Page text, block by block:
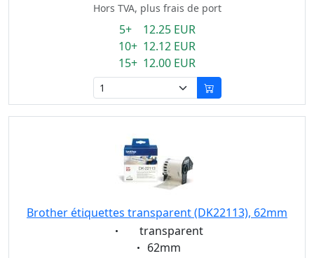
Hors TVA, plus frais de port
5+ 12.25 EUR
10+ 12.12 EUR
15+ 12.00 EUR
Brother étiquettes transparent (DK22113), 62mm
Eigenschaft:
transparent
Eigenschaft:
62mm